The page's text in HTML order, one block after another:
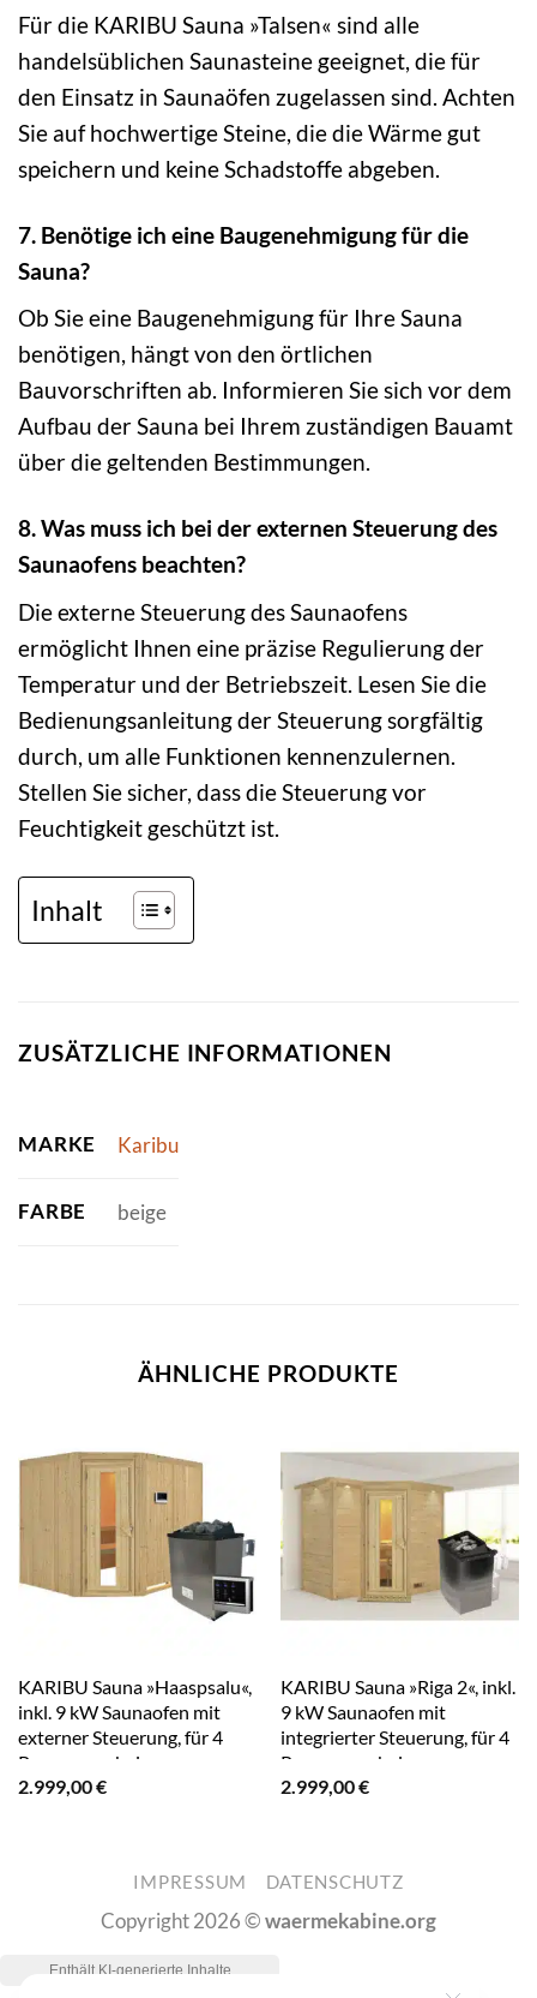
Für die KARIBU Sauna »Talsen« sind alle
handelsüblichen Saunasteine geeignet, die für
den Einsatz in Saunaöfen zugelassen sind. Achten
Sie auf hochwertige Steine, die die Wärme gut
speichern und keine Schadstoffe abgeben.
7. Benötige ich eine Baugenehmigung für die
Sauna?
Ob Sie eine Baugenehmigung für Ihre Sauna
benötigen, hängt von den örtlichen
Bauvorschriften ab. Informieren Sie sich vor dem
Aufbau der Sauna bei Ihrem zuständigen Bauamt
über die geltenden Bestimmungen.
8. Was muss ich bei der externen Steuerung des
Saunaofens beachten?
Die externe Steuerung des Saunaofens
ermöglicht Ihnen eine präzise Regulierung der
Temperatur und der Betriebszeit. Lesen Sie die
Bedienungsanleitung der Steuerung sorgfältig
durch, um alle Funktionen kennenzulernen.
Stellen Sie sicher, dass die Steuerung vor
Feuchtigkeit geschützt ist.
Inhalt
ZUSÄTZLICHE INFORMATIONEN
MARKE Karibu
FARBE beige
ÄHNLICHE PRODUKTE
KARIBU Sauna »Haaspsalu«,
inkl. 9 kW Saunaofen mit
externer Steuerung, für 4
Personen – beige
2.999,00€
KARIBU Sauna »Riga 2«, inkl.
9 kW Saunaofen mit
integrierter Steuerung, für 4
Personen – beige
2.999,00€
IMPRESSUM DATENSCHUTZ
Copyright 2026 ©waermekabine.org